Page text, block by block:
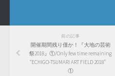
前の記事
開催期間残り僅か！『大地の芸術
祭2018』①/Only few time remaining
“ECHIGO-TSUMARI ART FIELD 2018”
①